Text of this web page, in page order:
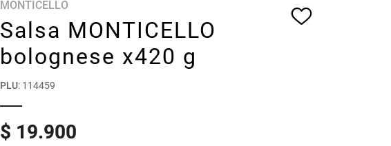
MONTICELLO
Salsa MONTICELLO
bolognese x420 g
PLU: 114459
$ 19.900